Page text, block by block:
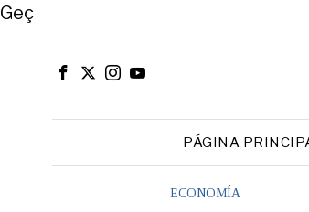
Close
Geç
PÁGINA
ECONOMÍA